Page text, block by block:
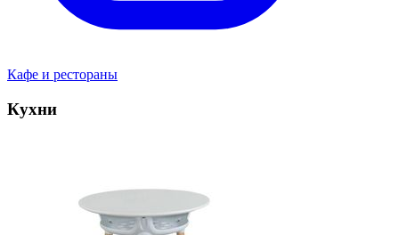
Кафе и рестораны
Кухни